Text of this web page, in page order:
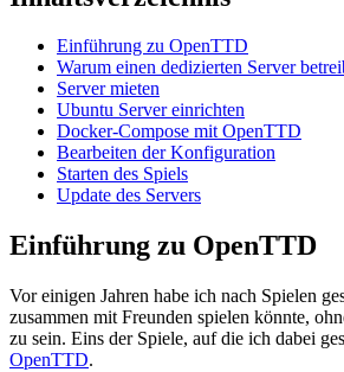
Einführung zu OpenTTD
Warum einen dedizierten Server
Server mieten
Ubuntu Server einrichten
Docker-Compose mit OpenTTD
Bearbeiten der Konfiguration
Starten des Spiels
Update des Servers
Einführung zu OpenTTD
Vor einigen Jahren habe ich nach Spielen
zusammen mit Freunden spielen könnte,
zu sein. Eins der Spiele, auf die ich dabei
OpenTTD.